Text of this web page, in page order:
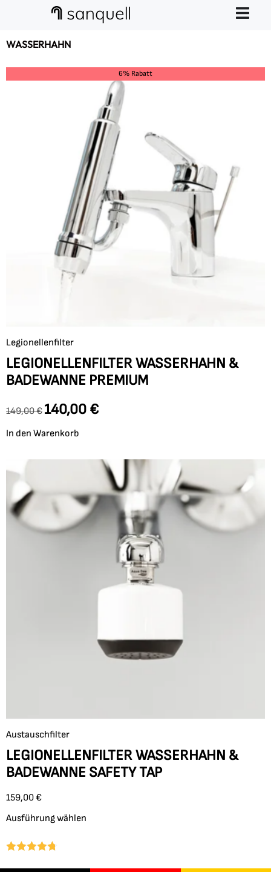
WASSERHAHN
6% Rabatt
Legionellenfilter
LEGIONELLENFILTER WASSERHAHN &
BADEWANNE PREMIUM
149,00€ 140,00 €
In den Warenkorb
Austauschfilter
LEGIONELLENFILTER WASSERHAHN &
BADEWANNE SAFETY TAP
159,00€
Ausführung wählen